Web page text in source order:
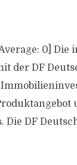
0]
der DF
DF